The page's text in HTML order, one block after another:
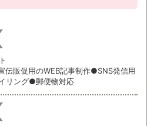
販促用のWEB記事制作●SNS発信用
リング●郵便物対応